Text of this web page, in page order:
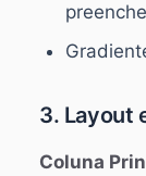
preenche
3. Layout
Coluna